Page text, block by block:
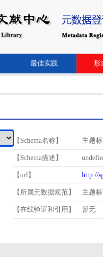
最佳实践 形
【Schema名称】 主题
【Schema描述】
【url】 http://
【所属元数据规范】 主题
【在线验证和引用】 暂无